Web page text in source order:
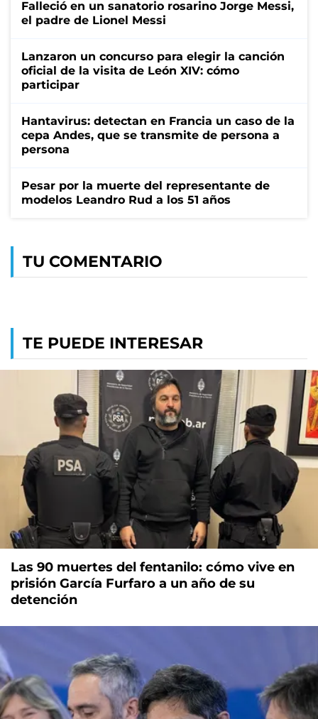
Falleció en un sanatorio rosarino Jorge Messi,
el padre de Lionel Messi
Lanzaron un concurso para elegir la canción
oficial de la visita de León XIV: cómo
participar
Hantavirus: detectan en Francia un caso de la
cepa Andes, que se transmite de persona a
persona
Pesar por la muerte del representante de
modelos Leandro Rud a los 51 años
TU COMENTARIO
TE PUEDE INTERESAR
Las 90 muertes del fentanilo: cómo vive en
prisión García Furfaro a un año de su
detención